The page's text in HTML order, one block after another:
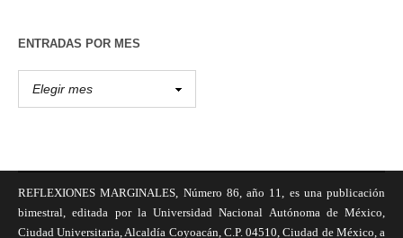
ENTRADAS POR MES
REFLEXIONES MARGINALES, Número 86, año 11, es una publicación
bimestral, editada por la Universidad Nacional Autónoma de México,
Ciudad Universitaria, Alcaldía Coyoacán, C.P. 04510, Ciudad de México, a